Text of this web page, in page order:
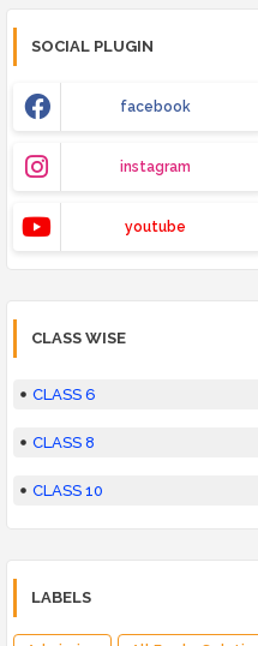
SOCIAL PLUGIN
facebook
instagram
youtube
CLASS WISE
CLASS 6
CLASS 8
CLASS 10
LABELS